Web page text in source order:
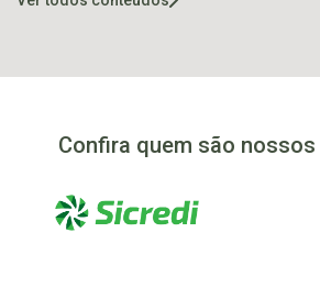
Confira quem são